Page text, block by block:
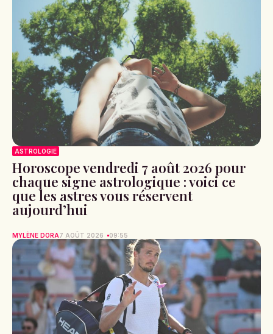
ASTROLOGIE
Horoscope vendredi 7 août 2026 pour
chaque signe astrologique : voici ce
que les astres vous réservent
aujourd’hui
MYLÈNE DORA7 AOÛT 2026 09:55